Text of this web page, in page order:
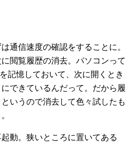
通信速度の確認をすることに。
閲覧履歴の消去。パソコンって
記憶しておいて、次に開くとき
できているんだって。だから履
いうので消去して色々試したも
動。狭いところに置いてある